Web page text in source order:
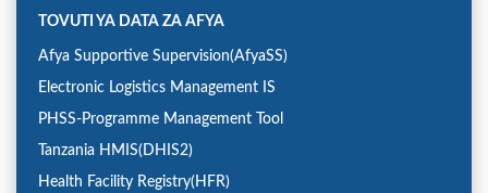
TOVUTI YA DATA ZA AFYA
Afya Supportive Supervision(AfyaSS)
Electronic Logistics Management IS
PHSS-Programme Management Tool
Tanzania HMIS(DHIS2)
Health Facility Registry(HFR)